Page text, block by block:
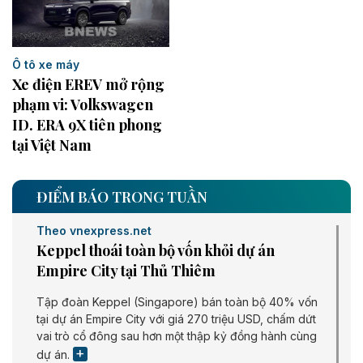
Ô tô xe máy
Xe điện EREV mở rộng
phạm vi: Volkswagen
ID. ERA 9X tiên phong
tại Việt Nam
ĐIỂM BÁO TRONG TUẦN
Theo vnexpress.net
Keppel thoái toàn bộ vốn khỏi dự án
Empire City tại Thủ Thiêm
Tập đoàn Keppel (Singapore) bán toàn bộ 40% vốn
tại dự án Empire City với giá 270 triệu USD, chấm dứt
vai trò cổ đông sau hơn một thập kỷ đồng hành cùng
dự án.